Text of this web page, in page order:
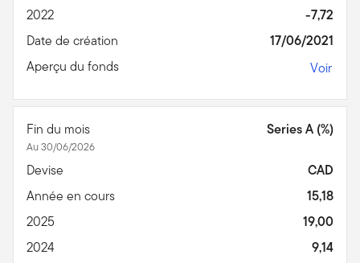
2022
-7,72
Date de création
17/06/2021
Aperçu du fonds
Voir
Fin du mois
Au 30/06/2026
Series A (%)
Devise
CAD
Année en cours
15,18
2025
19,00
2024
9,14